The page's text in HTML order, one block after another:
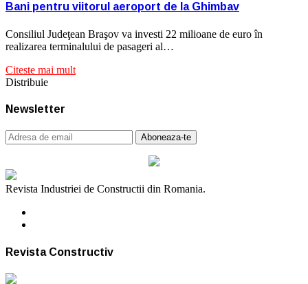
Bani pentru viitorul aeroport de la Ghimbav
Consiliul Judeţean Braşov va investi 22 milioane de euro în
realizarea terminalului de pasageri al…
Citeste mai mult
Distribuie
Newsletter
Revista Industriei de Constructii din Romania.
Revista Constructiv